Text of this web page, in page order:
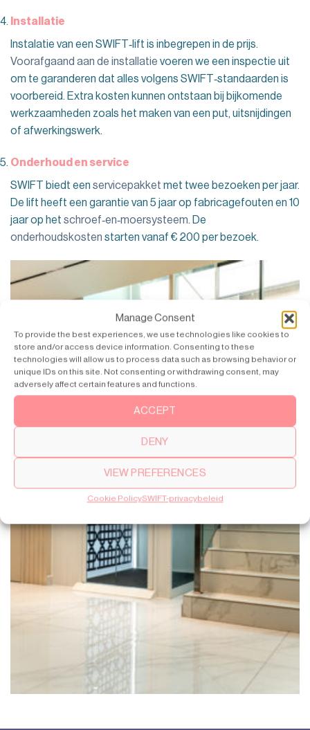
Manage Consent
To provide the best experiences, we use technologies like cookies to
store and/or access device information. Consenting to these
technologies will allow us to process data such as browsing behavior or
unique IDs on this site. Not consenting or withdrawing consent, may
adversely affect certain features and functions.
ACCEPT
DENY
VIEW PREFERENCES
Cookie PolicySWIFT-privacybeleid
Installatie
Instalatie van een SWIFT‑lift is inbegrepen in de prijs.
Voorafgaand aan de installatie voeren we een inspectie uit
om te garanderen dat alles volgens SWIFT‑standaarden is
voorbereid. Extra kosten kunnen ontstaan bij bijkomende
werkzaamheden zoals het maken van een put, uitsnijdingen
of afwerkingswerk.
Onderhoud en service
SWIFT biedt een servicepakket met twee bezoeken per jaar.
De lift heeft een garantie van 5 jaar op fabricagefouten en 10
jaar op het schroef‑en‑moersysteem. De
onderhoudskosten starten vanaf € 200 per bezoek.